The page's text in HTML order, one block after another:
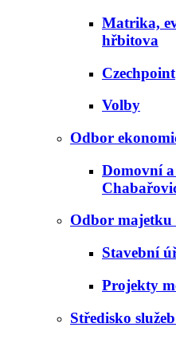
Matrika,
hřbitova
Czechpoint
Volby
Odbor
Domovní
Odbor majetku
Stavební
Projekty
Středisko